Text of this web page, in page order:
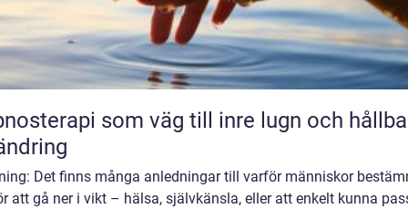
som väg till inre lugn och
Det finns många anledningar till varför människor
att gå ner i vikt – hälsa, självkänsla, eller att enkelt kunna